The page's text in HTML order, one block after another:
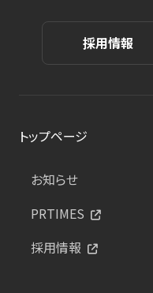
採用情報
トップページ
お知らせ
PRTIMES
採用情報